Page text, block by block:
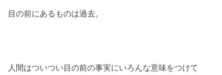
目の前にあるものは過去。
人間はついつい目の前の事実にいろんな意味をつけて